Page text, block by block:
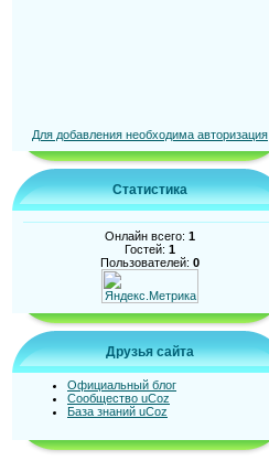
Для добавления необходима авторизация
Статистика
Онлайн всего: 1
Гостей: 1
Пользователей: 0
Друзья сайта
Официальный блог
Сообщество uCoz
База знаний uCoz